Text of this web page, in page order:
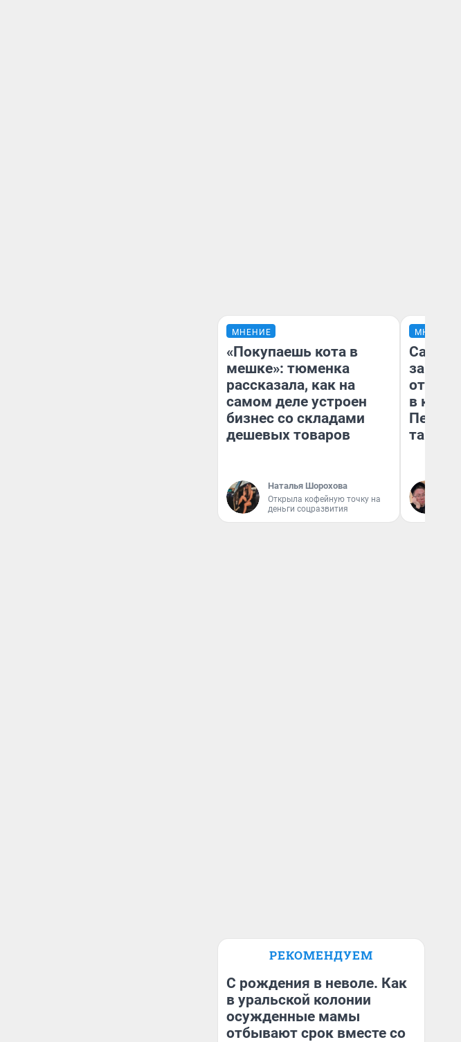
МНЕНИЕ
«Покупаешь кота в
мешке»: тюменка
рассказала, как на
самом деле устроен
бизнес со складами
дешевых товаров
Наталья Шорохова
Открыла кофейную точку на
деньги соцразвития
МНЕНИЕ
Самая
в
там
РЕКОМЕНДУЕМ
С рождения в неволе. Как
в уральской колонии
осужденные мамы
отбывают срок вместе со